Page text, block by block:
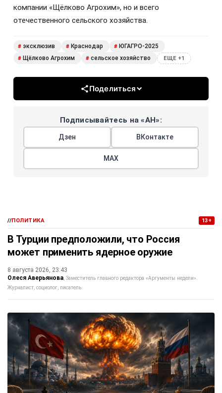
компании «Щёлково Агрохим», но и всего
отечественного сельского хозяйства.
# эксклюзив # Краснодар # ЮГАГРО-2025
# Щёлково ­Агрохим # сельское хозяйство ЕЩЕ +1
Поделиться
Подписывайтесь на «АН»:
Дзен ВКонтакте
МАХ
//ПОЛИТИКА 13+
В Турции предположили, что Россия
может применить ядерное оружие
8 августа 2026, 23:43
Олеся Аверьянова Заместитель главного редактора «Аргументы недели».
Журналист, социолог, писатель.